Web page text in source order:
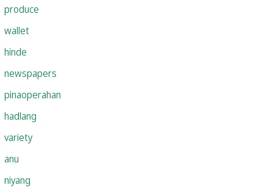
produce
wallet
hinde
newspapers
pinaoperahan
hadlang
variety
anu
niyang